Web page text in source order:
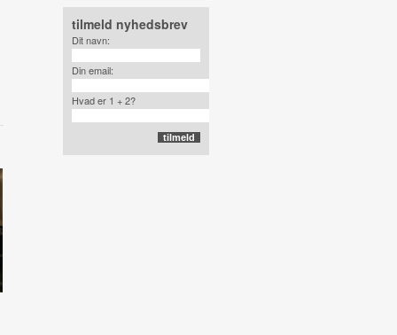
tilmeld nyhedsbrev
Dit navn:
Din email:
Hvad er 1 + 2?